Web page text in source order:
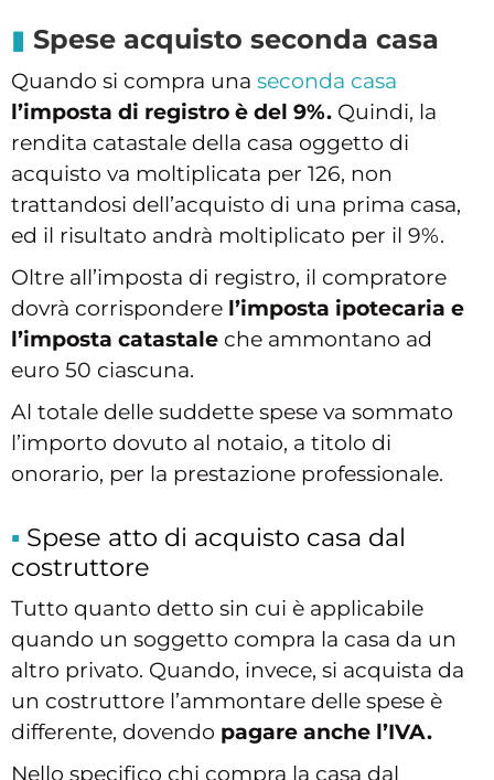
Spese acquisto seconda casa
Quando si compra una seconda casa
l’imposta di registro è del 9%. Quindi, la
rendita catastale della casa oggetto di
acquisto va moltiplicata per 126, non
trattandosi dell’acquisto di una prima casa,
ed il risultato andrà moltiplicato per il 9%.
Oltre all’imposta di registro, il compratore
dovrà corrispondere l’imposta ipotecaria e
l’imposta catastale che ammontano ad
euro 50 ciascuna.
Al totale delle suddette spese va sommato
l’importo dovuto al notaio, a titolo di
onorario, per la prestazione professionale.
Spese atto di acquisto casa dal
costruttore
Tutto quanto detto sin cui è applicabile
quando un soggetto compra la casa da un
altro privato. Quando, invece, si acquista da
un costruttore l’ammontare delle spese è
differente, dovendo pagare anche l’IVA.
Nello specifico chi compra la casa dal